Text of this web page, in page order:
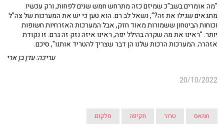
"מה אומרים בשב"כ שמיזם כזה מתרחש חמש שנים לפחות, ורק עכשיו
מתגאים שגילו את זה?", נשאל לב רם. הוא טען כי יש את המערכות של צה"ל
וכוחות הביטחון ששמורות מאוד חזק, אבל המערכות האזרחיות חשופות
יותר. "ראינו את מה שקרה בהילל יפה, ראינו איזה נזק זה גרם. זו נקודת
אזהרה. המערכות הרכות שלנו הן דבר שצריך להטריד אותנו", סיכם.
עריכה: עדן בן ארי
20/10/2022
חמאס טרור תקיפה סלקום